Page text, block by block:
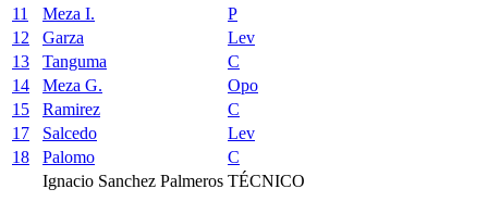
11
Meza I.
P
12
Garza
Lev
13
Tanguma
C
14
Meza G.
Opo
15
Ramirez
C
17
Salcedo
Lev
18
Palomo
C
Ignacio Sanchez Palmeros TÉCNICO